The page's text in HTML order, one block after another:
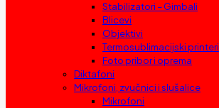
Stabilizatori – Gimbali
Blicevi
Objektivi
Termosublimacijski printeri
Foto pribor i oprema
Diktafoni
Mikrofoni, zvučnici i slušalice
Mikrofoni